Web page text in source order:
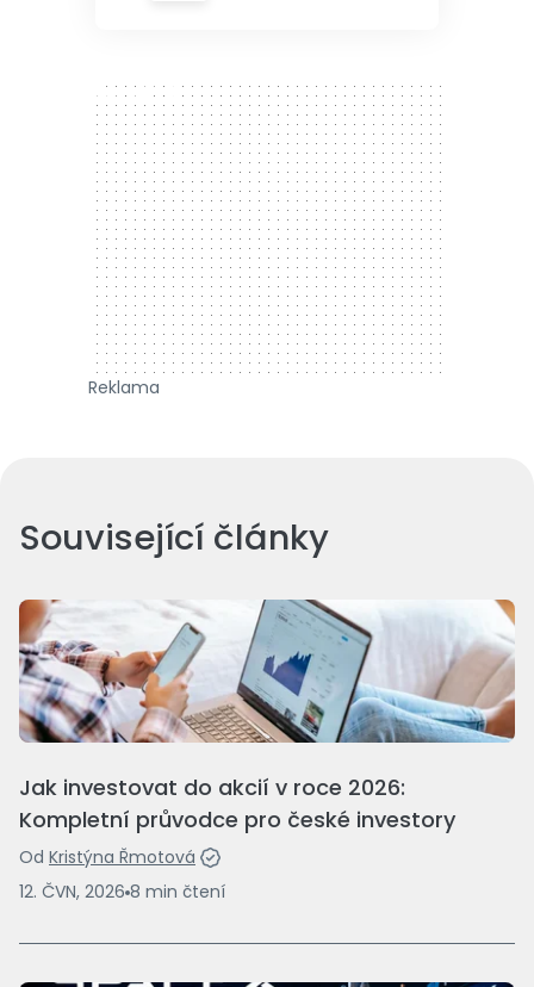
300 x 250
Reklama
Související články
Jak investovat do akcií v roce 2026:
Kompletní průvodce pro české investory
Od Kristýna Řmotová
12. ČVN, 2026 8 min čtení